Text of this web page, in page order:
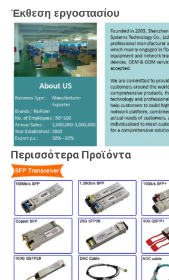
Έκθεση εργοστασίου
Περισσότερα Προϊόντα